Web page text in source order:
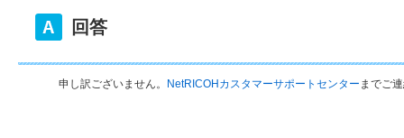
回答
申し訳ございません。 NetRICOHカスタマーサポートセンター までご